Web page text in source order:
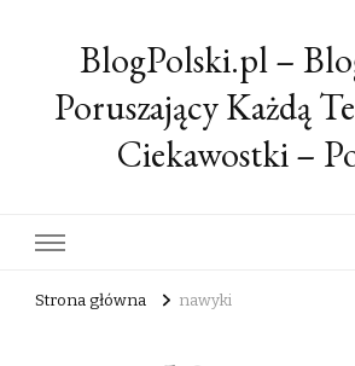
BlogPolski.pl –
Poruszający Każdą
Ciekawostki –
Strona główna nawyki